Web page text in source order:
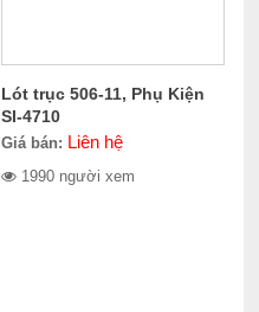
Lót trục 506-11, Phụ Kiện
SI-4710
Giá bán: Liên hệ
1990 người xem